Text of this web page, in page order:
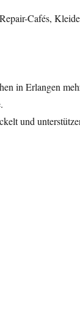
Cafés,
in Erlangen
und